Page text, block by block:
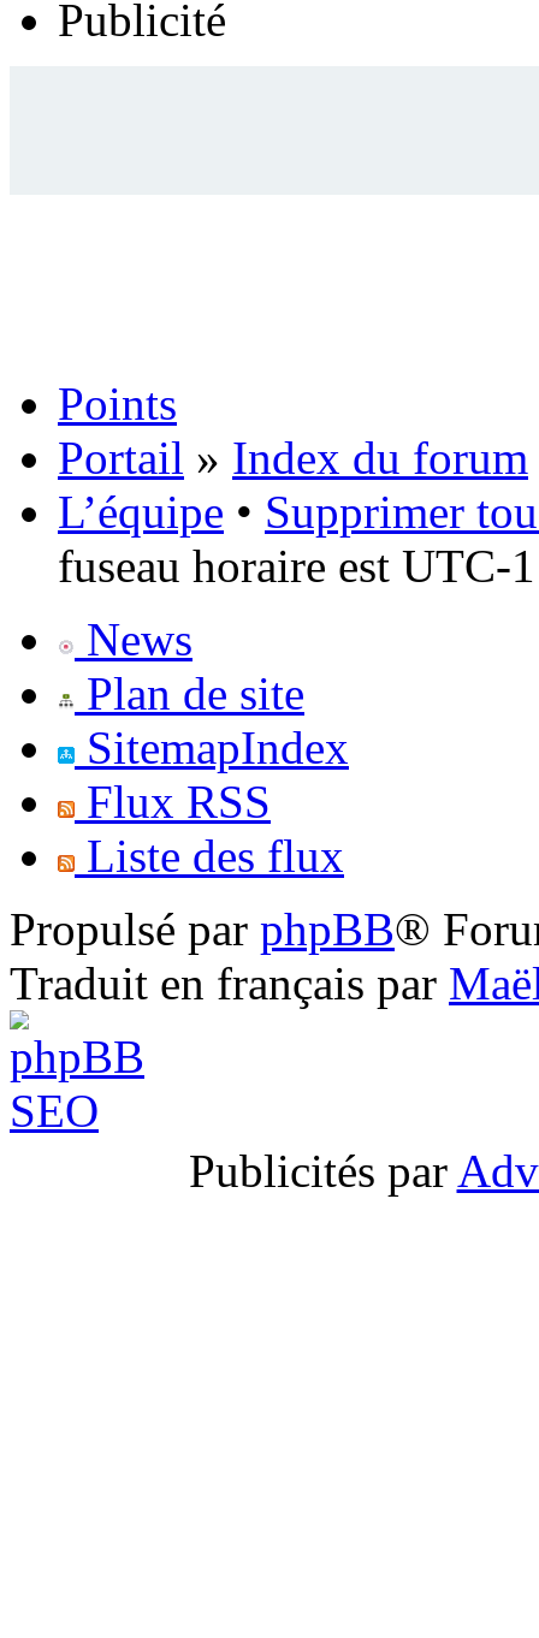
Publicité
Points
Portail » Index du forum
L’équipe • Supprimer
fuseau horaire est UTC-
News
Plan de site
SitemapIndex
Flux RSS
Liste des flux
Propulsé par phpBB®
Traduit en français par
Publicités par